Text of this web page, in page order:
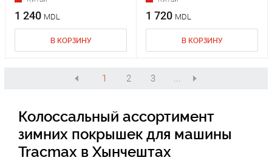
1 240 MDL
В КОРЗИНУ
1 720 MDL
В КОРЗИНУ
1 2 3 ...
Колоссальный ассортимент
зимних покрышек для машины
Tracmax в Хынчештах